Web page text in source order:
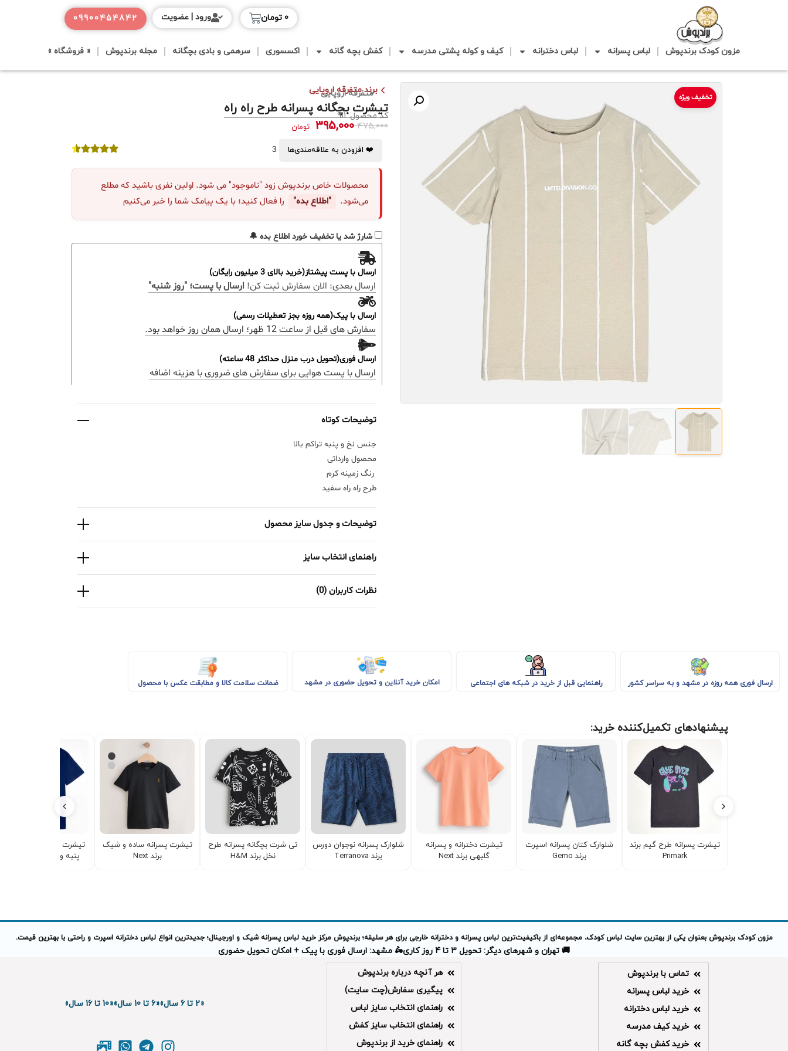
مزون کودک برندپوش لباس پسرانه لباس دخترانه کیف و کوله پشتی مدرسه کفش بچه گانه اکسسوری سرهمی و بادی بچگانه مجله برندپوش « فروشگاه »
0 تومان 09900454842 ورود | عضویت
تخفیف ویژه
برند متفرقه اروپایی
متفرقه اروپایی
تیشرت بچگانه پسرانه طرح راه راه
کد محصول: 911
475,000
395,000 تومان
❤️ افزودن به علاقه‌مندی‌ها 3
محصولات خاص برندپوش زود "ناموجود" می شود. اولین نفری باشید که مطلع
می‌شود.
"اطلاع بده" را فعال کنید؛ با یک پیامک شما را خبر می‌کنیم
شارژ شد یا تخفیف خورد اطلاع بده 🔔
ارسال با پست پیشتاز(خرید بالای 3 میلیون رایگان)
ارسال بعدی: الان سفارش ثبت کن! ارسال با پست؛ "روز شنبه"
ارسال با پیک(همه روزه بجز تعطیلات رسمی)
سفارش های قبل از ساعت 12 ظهر؛ ارسال همان روز خواهد بود.
ارسال فوری(تحویل درب منزل حداکثر 48 ساعته)
ارسال با پست هوایی برای سفارش های ضروری با هزینه اضافه
توضیحات کوتاه
جنس نخ و پنبه تراکم بالا
محصول وارداتی
رنگ زمینه کرم
طرح راه راه سفید
توضیحات و جدول سایز محصول
راهنمای انتخاب سایز
نظرات کاربران (0)
ارسال فوری همه روزه در مشهد و به سراسر کشور راهنمایی قبل از خرید در شبکه های اجتماعی امکان خرید آنلاین و تحویل حضوری در مشهد ضمانت سلامت کالا و مطابقت عکس با محصول
پیشنهادهای تکمیل‌کننده خرید:
تیشرت پسرانه طرح گیم برند
Primark
شلوارک کتان پسرانه اسپرت
برند Gemo
تیشرت دخترانه و‌ پسرانه
گلبهی برند Next
شلوارک پسرانه نوجوان دورس
برند Terranova
تی شرت بچگانه پسرانه طرح
نخل برند H&M
تیشرت پسرانه ساده و شیک
برند Next
تیشرت پسرانه اسپرت نخ
پنبه وارداتی برند Okaidi
مزون کودک برندپوش بعنوان یکی از بهترین سایت لباس کودک، مجموعه‌ای از باکیفیت‌ترین لباس پسرانه و دخترانه خارجی برای هر سلیقه؛ برندپوش مرکز خرید لباس پسرانه شیک و اورجینال؛ جدیدترین انواع لباس دخترانه اسپرت و راحتی با بهترین قیمت.
🚚 تهران و شهرهای دیگر: تحویل 3 تا 4 روز کاری 🛵 مشهد: ارسال فوری با پیک + امکان تحویل حضوری
تماس با برندپوش
خرید لباس پسرانه
خرید لباس دخترانه
خرید کیف مدرسه
خرید کفش بچه گانه
هر آنچه درباره برندپوش
پیگیری سفارش(چت سایت)
راهنمای انتخاب سایز لباس
راهنمای انتخاب سایز کفش
راهنمای خرید از برندپوش
«2 تا 6 سال» «6 تا 10 سال» «10 تا 16 سال»